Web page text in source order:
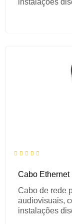
instalações
Cabo Ethernet
Cabo de rede
audiovisuais,
instalações